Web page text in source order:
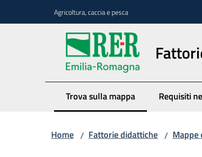
Agricoltura, caccia e pesca
Trova sulla mappa
Menu selezionato Requisiti
Home / Fattorie didattiche / Mappe